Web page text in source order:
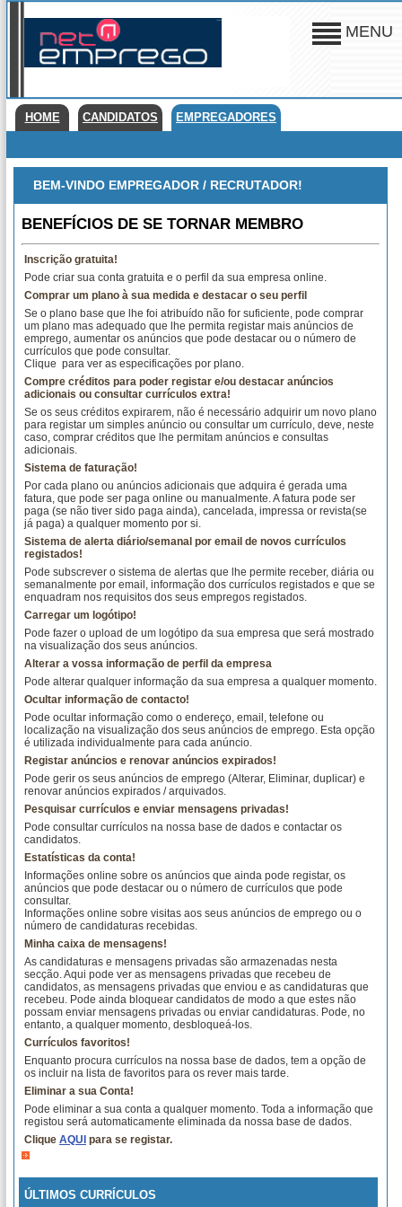
MENU
HOME CANDIDATOS EMPREGADORES
BEM-VINDO EMPREGADOR / RECRUTADOR!
BENEFÍCIOS DE SE TORNAR MEMBRO
Inscrição gratuita!
Pode criar sua conta gratuita e o perfil da sua empresa online.
Comprar um plano à sua medida e destacar o seu perfil
Se o plano base que lhe foi atribuído não for suficiente, pode comprar
um plano mas adequado que lhe permita registar mais anúncios de
emprego, aumentar os anúncios que pode destacar ou o número de
currículos que pode consultar.
Clique para ver as especificações por plano.
Compre créditos para poder registar e/ou destacar anúncios
adicionais ou consultar currículos extra!
Se os seus créditos expirarem, não é necessário adquirir um novo plano
para registar um simples anúncio ou consultar um currículo, deve, neste
caso, comprar créditos que lhe permitam anúncios e consultas
adicionais.
Sistema de faturação!
Por cada plano ou anúncios adicionais que adquira é gerada uma
fatura, que pode ser paga online ou manualmente. A fatura pode ser
paga (se não tiver sido paga ainda), cancelada, impressa or revista(se
já paga) a qualquer momento por si.
Sistema de alerta diário/semanal por email de novos currículos
registados!
Pode subscrever o sistema de alertas que lhe permite receber, diária ou
semanalmente por email, informação dos currículos registados e que se
enquadram nos requisitos dos seus empregos registados.
Carregar um logótipo!
Pode fazer o upload de um logótipo da sua empresa que será mostrado
na visualização dos seus anúncios.
Alterar a vossa informação de perfil da empresa
Pode alterar qualquer informação da sua empresa a qualquer momento.
Ocultar informação de contacto!
Pode ocultar informação como o endereço, email, telefone ou
localização na visualização dos seus anúncios de emprego. Esta opção
é utilizada individualmente para cada anúncio.
Registar anúncios e renovar anúncios expirados!
Pode gerir os seus anúncios de emprego (Alterar, Eliminar, duplicar) e
renovar anúncios expirados / arquivados.
Pesquisar currículos e enviar mensagens privadas!
Pode consultar currículos na nossa base de dados e contactar os
candidatos.
Estatísticas da conta!
Informações online sobre os anúncios que ainda pode registar, os
anúncios que pode destacar ou o número de currículos que pode
consultar.
Informações online sobre visitas aos seus anúncios de emprego ou o
número de candidaturas recebidas.
Minha caixa de mensagens!
As candidaturas e mensagens privadas são armazenadas nesta
secção. Aqui pode ver as mensagens privadas que recebeu de
candidatos, as mensagens privadas que enviou e as candidaturas que
recebeu. Pode ainda bloquear candidatos de modo a que estes não
possam enviar mensagens privadas ou enviar candidaturas. Pode, no
entanto, a qualquer momento, desbloqueá-los.
Currículos favoritos!
Enquanto procura currículos na nossa base de dados, tem a opção de
os incluir na lista de favoritos para os rever mais tarde.
Eliminar a sua Conta!
Pode eliminar a sua conta a qualquer momento. Toda a informação que
registou será automaticamente eliminada da nossa base de dados.
Clique AQUI para se registar.
ÚLTIMOS CURRÍCULOS